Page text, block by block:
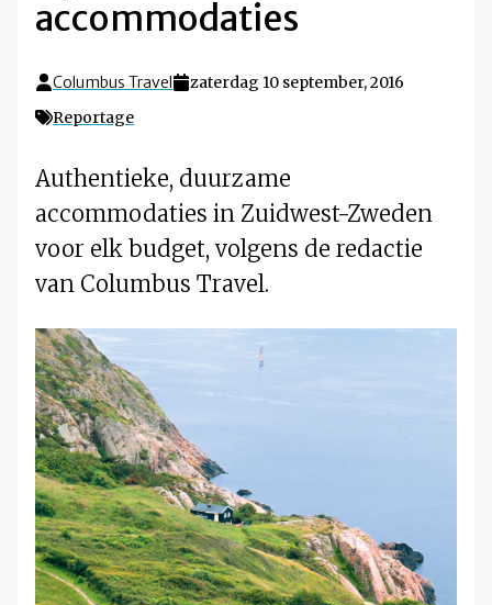
accommodaties
Columbus Travel
zaterdag 10 september, 2016
Reportage
Authentieke, duurzame
accommodaties in Zuidwest-Zweden
voor elk budget, volgens de redactie
van Columbus Travel.